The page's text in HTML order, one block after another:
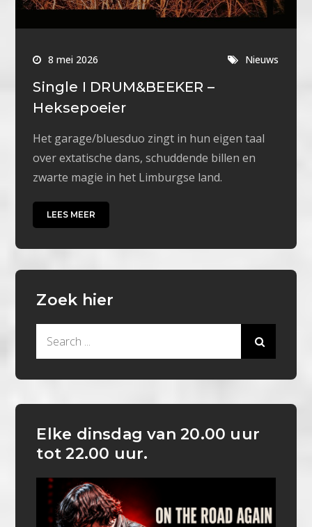
8 mei 2026 Nieuws
Single I DRUM&BEEKER –
Heksepoeier
Het garage/bluesduo zingt in hun eigen taal
over extatische dans, schuddende billen en
zwarte magie in het Limburgse land.
LEES MEER
Zoek hier
Elke dinsdag van 20.00 uur
tot 22.00 uur.